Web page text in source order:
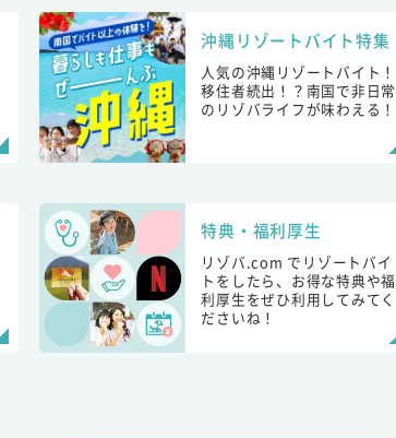
沖縄リゾートバイト特集
人気の沖縄リゾートバイト！
移住者続出！？南国で非日常
のリゾバライフが味わえる！
特典・福利厚生
リゾバ.com でリゾートバイ
トをしたら、お得な特典や福
利厚生をぜひ利用してみてく
ださいね！